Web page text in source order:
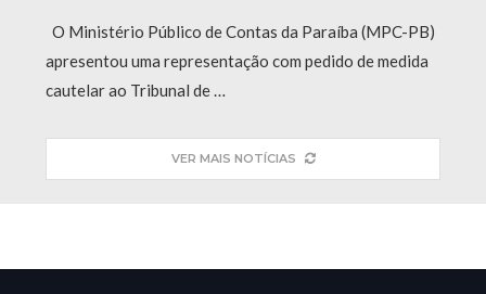
O Ministério Público de Contas da Paraíba (MPC-PB)
apresentou uma representação com pedido de medida
cautelar ao Tribunal de …
VER MAIS NOTÍCIAS